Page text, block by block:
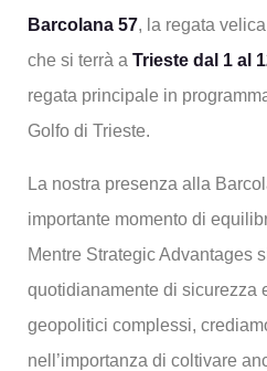
Barcolana 57, la regata
che si terrà a Trieste dal 1 al
regata principale in
Golfo di Trieste.
La nostra presenza alla
importante momento di
Mentre Strategic Advantages
quotidianamente di sicurezza
geopolitici complessi,
nell’importanza di coltivare